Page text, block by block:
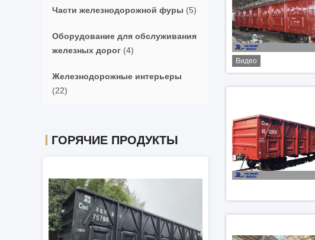
Части железнодорожной фуры (5)
Оборудование для обслуживания
железных дорог (4)
Железнодорожные интерьеры
(22)
ГОРЯЧИЕ ПРОДУКТЫ
Видео